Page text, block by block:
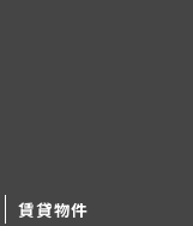
賃貸物件